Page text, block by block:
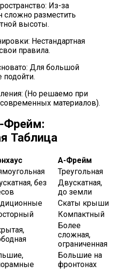
Из-за
сложно разместить
высоты.
Нестандартная
правила.
Для большой
(Но решаемо при
материалов).
Фрейм:
Таблица
А-Фрейм
Треугольная
без
Двускатная,
до земли
Скаты крыши
Компактный
Более
сложная,
ограниченная
Большие на
фронтонах